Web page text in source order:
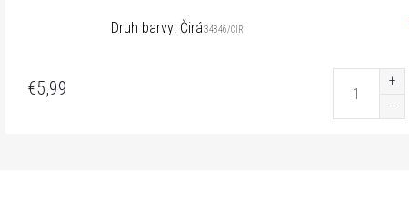
Druh barvy: Čirá 34846/CIR
€5,99